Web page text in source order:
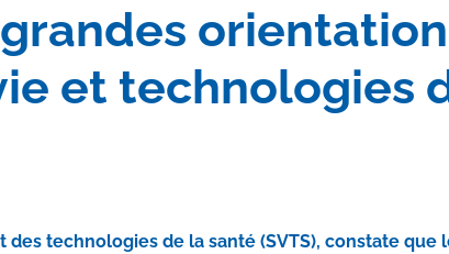
grandes
et technologies
des technologies de la santé (SVTS), constate